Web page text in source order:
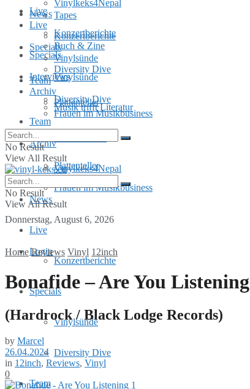
Live
Konzertberichte
Specials
Vinylsünde
Diversity Dive
Team
Archiv
Plattenteller
Frauen im Musikbusiness
Donnerstag, August 6, 2026
Login
Tapes
Buch & Zine
Interviews
Musik trifft Literatur
Vinylkeks4Nepal
News
Live
Konzertberichte
Specials
Vinylsünde
Diversity Dive
Team
Vinylkeks4Nepal
News
Live
Konzertberichte
Specials
Vinylsünde
Diversity Dive
Team
Archiv
Plattenteller
Frauen im Musikbusiness
No Result
View All Result
No Result
View All Result
Home Reviews Vinyl 12inch
Bonafide – Are You Listening
(Hardrock / Black Lodge Records)
by Marcel
26.04.2024
in 12inch, Reviews, Vinyl
0